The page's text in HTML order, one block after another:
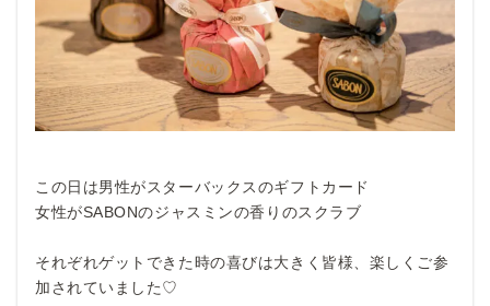
この日は男性がスターバックスのギフトカード
女性がSABONのジャスミンの香りのスクラブ
それぞれゲットできた時の喜びは大きく皆様、楽しくご参
加されていました♡